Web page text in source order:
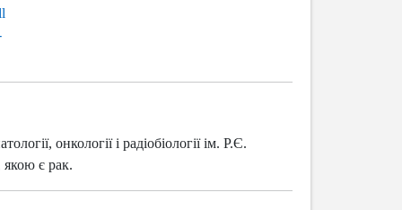
онкології і радіобіології ім. Р.Є.
якою є рак.